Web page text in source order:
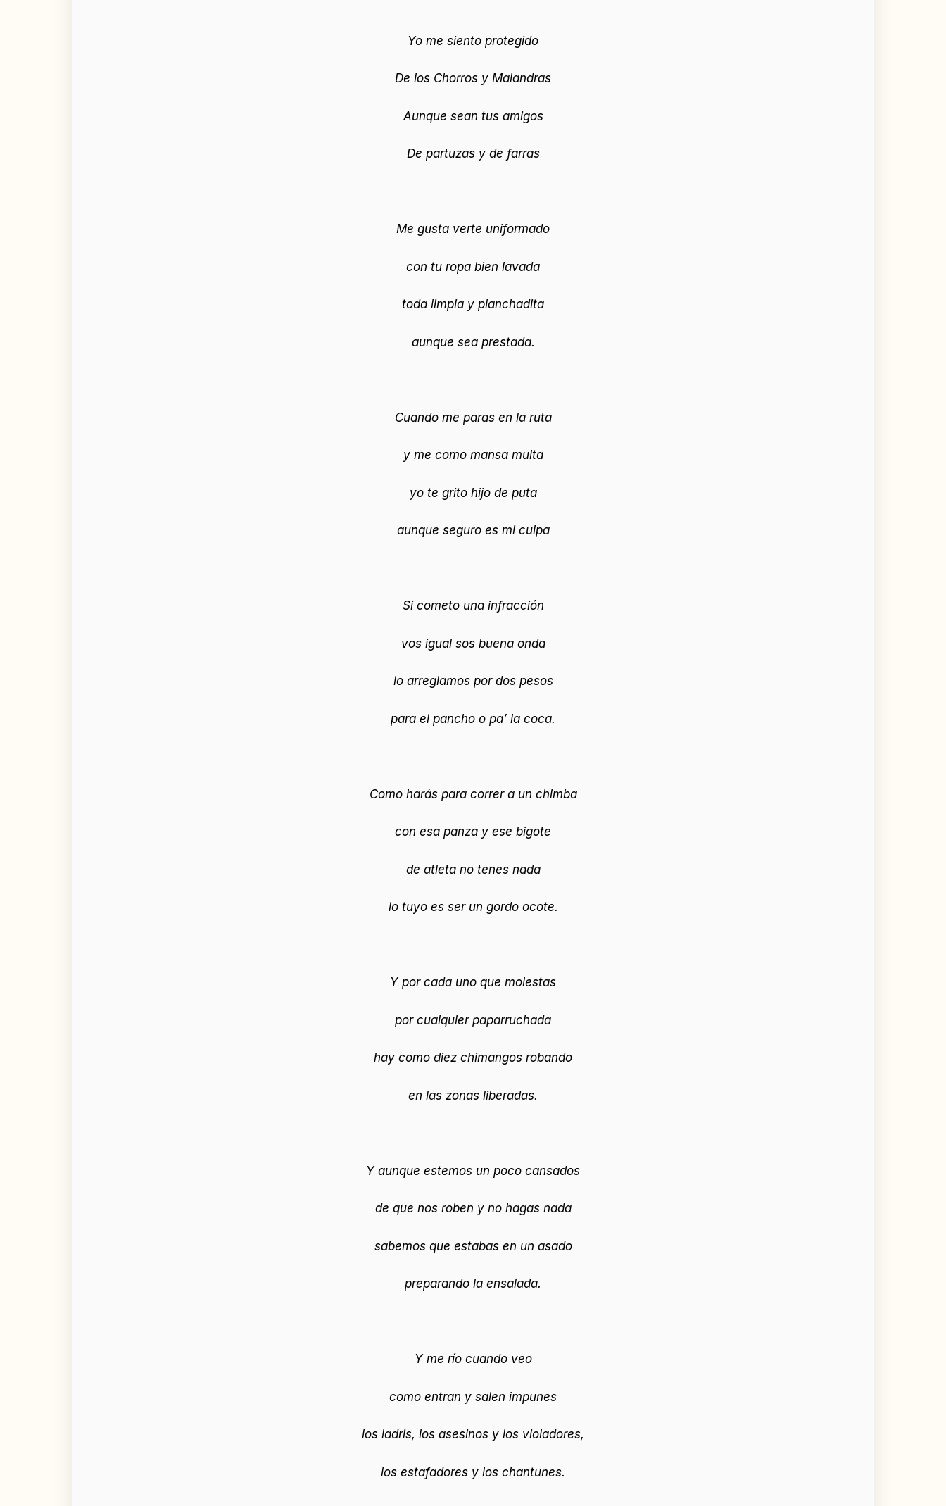
Yo me siento protegido
De los Chorros y Malandras
Aunque sean tus amigos
De partuzas y de farras
Me gusta verte uniformado
con tu ropa bien lavada
toda limpia y planchadita
aunque sea prestada.
Cuando me paras en la ruta
y me como mansa multa
yo te grito hijo de puta
aunque seguro es mi culpa
Si cometo una infracción
vos igual sos buena onda
lo arreglamos por dos pesos
para el pancho o pa’ la coca.
Como harás para correr a un chimba
con esa panza y ese bigote
de atleta no tenes nada
lo tuyo es ser un gordo ocote.
Y por cada uno que molestas
por cualquier paparruchada
hay como diez chimangos robando
en las zonas liberadas.
Y aunque estemos un poco cansados
de que nos roben y no hagas nada
sabemos que estabas en un asado
preparando la ensalada.
Y me río cuando veo
como entran y salen impunes
los ladris, los asesinos y los violadores,
los estafadores y los chantunes.